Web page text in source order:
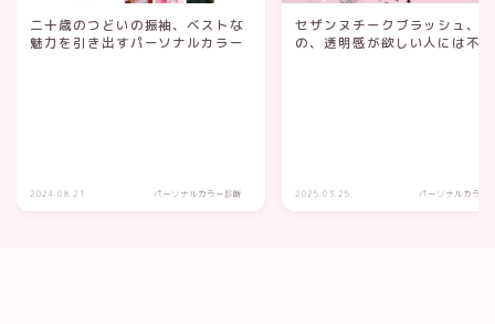
二十歳のつどいの振袖、ベストな
魅力を引き出すパーソナルカラー
2024.08.21 パーソナルカラー診断
セザンヌチークブラッシュ、
の、透明感が欲しい人には不
2025.03.25 パーソナルカラー